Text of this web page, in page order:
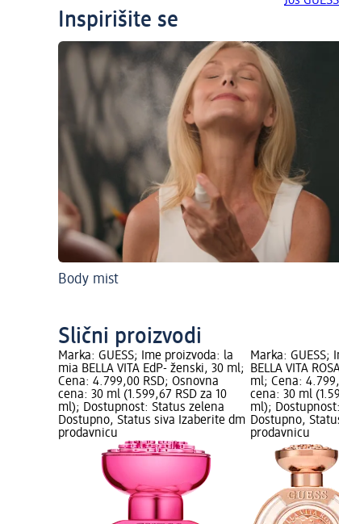
Inspirišite se
Body mist
Slični proizvodi
Marka: GUESS; Ime proizvoda: la
mia BELLA VITA EdP- ženski, 30 ml;
Cena: 4.799,00 RSD; Osnovna
cena: 30 ml (1.599,67 RSD za 10
ml); Dostupnost: Status zelena
Dostupno, Status siva Izaberite dm
prodavnicu
Marka: GUESS;
BELLA VITA
ml; Cena:
cena: 30 ml
ml);
Dostupno,
prodavnicu